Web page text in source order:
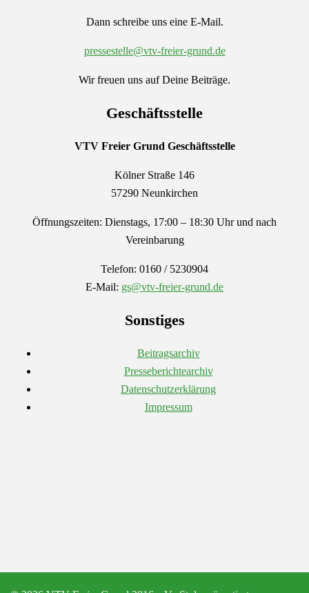
Dann schreibe uns eine E-Mail.
pressestelle@vtv-freier-grund.de
Wir freuen uns auf Deine Beiträge.
Geschäftsstelle
VTV Freier Grund Geschäftsstelle
Kölner Straße 146
57290 Neunkirchen
Öffnungszeiten: Dienstags, 17:00 – 18:30 Uhr und nach
Vereinbarung
Telefon: 0160 / 5230904
E-Mail: gs@vtv-freier-grund.de
Sonstiges
Beitragsarchiv
Presseberichtearchiv
Datenschutzerklärung
Impressum